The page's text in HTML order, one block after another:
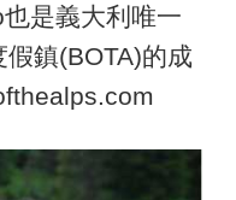
是義大利唯一
鎮(BOTA)的成